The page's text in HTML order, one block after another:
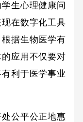
生心理健康问
在数字化工具
据生物医学有
应用不仅要对
利于医学事业
公平公正地惠